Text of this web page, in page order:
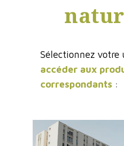
Sélectionnez votre
accéder aux
correspondants :